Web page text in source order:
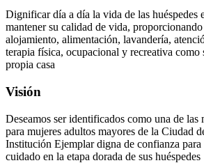
Dignificar día a día la vida de las huéspedes
mantener su calidad de vida,
alojamiento, alimentación, lavandería,
terapia física, ocupacional y recreativa como
propia casa
Visión
Deseamos ser identificados como una de las
para mujeres adultos mayores de la Ciudad
Institución Ejemplar digna de confianza para
cuidado en la etapa dorada de sus huéspedes